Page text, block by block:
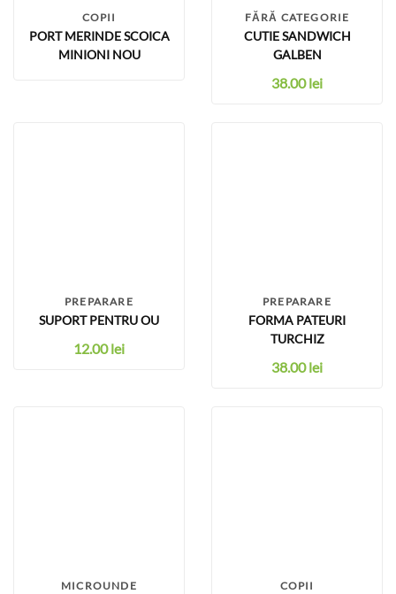
COPII
PORT MERINDE SCOICA
MINIONI NOU
FĂRĂ CATEGORIE
CUTIE SANDWICH
GALBEN
38.00lei
PREPARARE
SUPORT PENTRU OU
12.00lei
PREPARARE
FORMA PATEURI
TURCHIZ
38.00lei
MICROUNDE COPII